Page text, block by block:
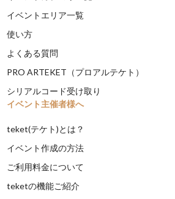
イベントエリア一覧
使い方
よくある質問
PRO ARTEKET（プロアルテケト）
シリアルコード受け取り
イベント主催者様へ
teket(テケト)とは？
イベント作成の方法
ご利用料金について
teketの機能ご紹介